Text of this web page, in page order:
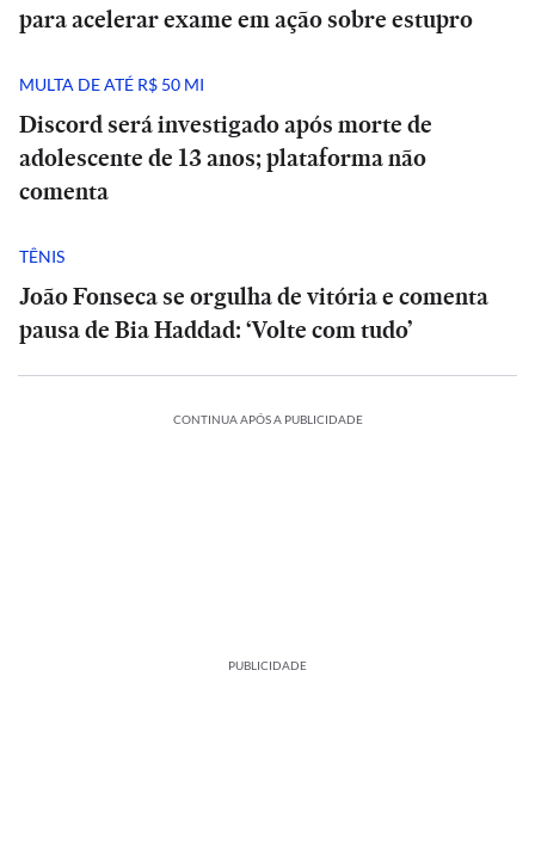
para acelerar exame em ação sobre estupro
MULTA DE ATÉ R$ 50 MI
Discord será investigado após morte de
adolescente de 13 anos; plataforma não
comenta
TÊNIS
João Fonseca se orgulha de vitória e comenta
pausa de Bia Haddad: ‘Volte com tudo’
CONTINUA APÓS A PUBLICIDADE
PUBLICIDADE